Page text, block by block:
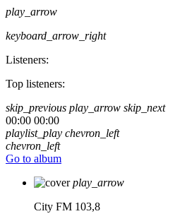
play_arrow
keyboard_arrow_right
Listeners:
Top listeners:
skip_previous play_arrow skip_next
00:00 00:00
playlist_play chevron_left
chevron_left
Go to album
play_arrow
City FM 103,8